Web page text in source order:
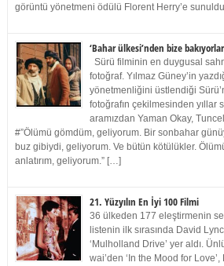
görüntü yönetmeni ödülü Florent Herry’e
‘Bahar ülkesi’nden bize
Sürü filminin en duygusal
fotoğraf. Yılmaz Güney’in
yönetmenliğini üstlendiği
fotoğrafın çekilmesinden yıllar
aramızdan Yaman Okay,
#”Ölümü gömdüm, geliyorum. Bir sonbahar
buz gibiydi, geliyorum. Ve bütün kötülükler.
anlatırım, geliyorum.” […]
21. Yüzyılın En İyi 100 Filmi
36 ülkeden 177 eleştirmenin
listenin ilk sırasında David
‘Mulholland Drive’ yer aldı.
wai’den ‘In the Mood for